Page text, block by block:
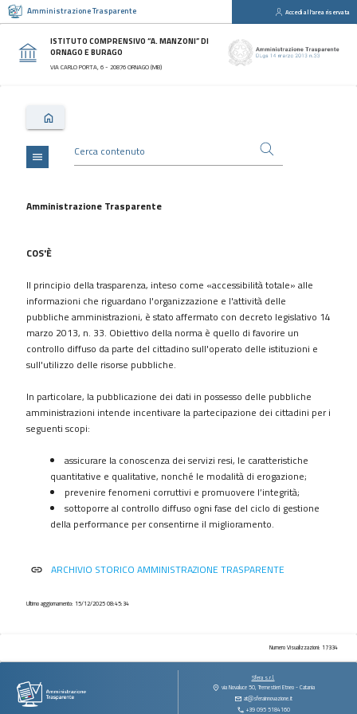
Amministrazione Trasparente Accedi all'area riservata
ISTITUTO COMPRENSIVO “A. MANZONI” DI
ORNAGO E BURAGO
VIA CARLO PORTA, 6 - 20876 ORNAGO (MB)
Sezioni
Disposizioni
Generali
Consulenti
collaboratori
Bandi
Performance
Enti
controllati
Attività
e
procedimenti
Controlli
sulle
contratti
contributi
vantaggi
immobili
e
menu
Amministrazione Trasparente
COS'È
Il principio della trasparenza, inteso come «accessibilità totale» alle
informazioni che riguardano l'organizzazione e l'attività delle
pubbliche amministrazioni, è stato affermato con decreto legislativo 14
marzo 2013, n. 33. Obiettivo della norma è quello di favorire un
controllo diffuso da parte del cittadino sull'operato delle istituzioni e
sull'utilizzo delle risorse pubbliche.
In particolare, la pubblicazione dei dati in possesso delle pubbliche
amministrazioni intende incentivare la partecipazione dei cittadini per i
seguenti scopi:
assicurare la conoscenza dei servizi resi, le caratteristiche
quantitative e qualitative, nonché le modalità di erogazione;
prevenire fenomeni corruttivi e promuovere l’integrità;
sottoporre al controllo diffuso ogni fase del ciclo di gestione
della performance per consentirne il miglioramento.
link ARCHIVIO STORICO AMMINISTRAZIONE TRASPARENTE
Ultimo aggiornamento: 15/12/2025 08:45:34
Numero Visualizzazioni: 17334
Sfera s.r.l.
via Novaluce 50, Tremestieri Etneo - Catania
at@sferainnovazione.it
+39 095 5184160